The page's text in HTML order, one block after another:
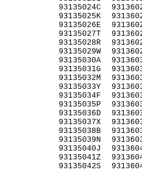
93135024C
93135025K
93135026E
93135027T
93135028R
93135029W
93135030A
93135031G
93135032M
93135033Y
93135034F
93135035P
93135036D
93135037X
93135038B
93135039N
93135040J
93135041Z
93135042S